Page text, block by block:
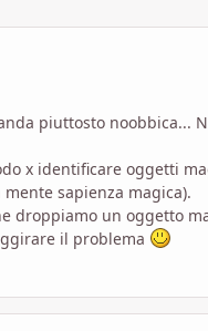
piuttosto noobbica...
x identificare oggetti
sapienza magica).
droppiamo un oggetto
il problema